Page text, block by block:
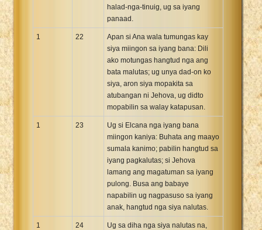
halad-nga-tinuig, ug sa iyang
panaad.
1 22
Apan si Ana wala tumungas kay
siya miingon sa iyang bana: Dili
ako motungas hangtud nga ang
bata malutas; ug unya dad-on ko
siya, aron siya mopakita sa
atubangan ni Jehova, ug didto
mopabilin sa walay katapusan.
1 23
Ug si Elcana nga iyang bana
miingon kaniya: Buhata ang maayo
sumala kanimo; pabilin hangtud sa
iyang pagkalutas; si Jehova
lamang ang magatuman sa iyang
pulong. Busa ang babaye
napabilin ug nagpasuso sa iyang
anak, hangtud nga siya nalutas.
1 24
Ug sa diha nga siya nalutas na,